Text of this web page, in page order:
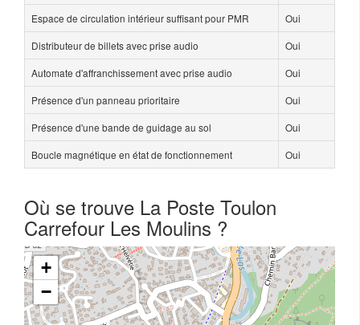
Espace de circulation intérieur suffisant pour PMR
Oui
Distributeur de billets avec prise audio
Oui
Automate d'affranchissement avec prise audio
Oui
Présence d'un panneau prioritaire
Oui
Présence d'une bande de guidage au sol
Oui
Boucle magnétique en état de fonctionnement
Oui
Où se trouve La Poste Toulon
Carrefour Les Moulins ?
+
−